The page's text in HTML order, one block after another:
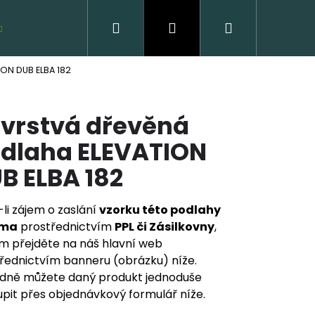
VZORKY ZDARMA Přihlášení
DUB ELBA 182
dřevěná
ELEVATION
ELBA 182
zájem o zaslánívzorku této podlahy
prostřednictvím PPL či Zásilkovny,
přejděte na náš hlavní web
banneru (obrázku) níže.
můžete daný produkt jednoduše
přes objednávkový formulář níže.
PODLAHA DUB